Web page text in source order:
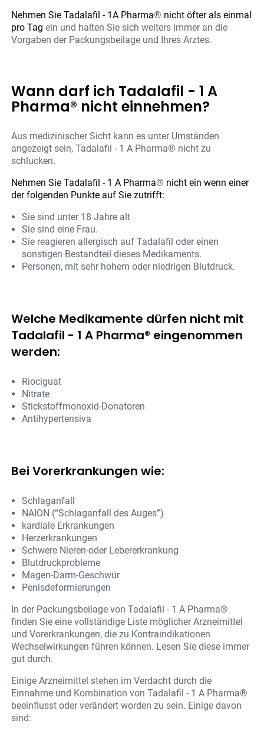
Nehmen Sie Tadalafil - 1A Pharma® nicht öfter als einmal
pro Tag ein und halten Sie sich weiters immer an die
Vorgaben der Packungsbeilage und Ihres Arztes.
Wann darf ich Tadalafil - 1 A
Pharma® nicht einnehmen?
Aus medizinischer Sicht kann es unter Umständen
angezeigt sein, Tadalafil - 1 A Pharma® nicht zu
schlucken.
Nehmen Sie Tadalafil - 1 A Pharma® nicht ein wenn einer
der folgenden Punkte auf Sie zutrifft:
Sie sind unter 18 Jahre alt
Sie sind eine Frau.
Sie reagieren allergisch auf Tadalafil oder einen
sonstigen Bestandteil dieses Medikaments.
Personen, mit sehr hohem oder niedrigen Blutdruck.
Welche Medikamente dürfen nicht mit
Tadalafil - 1 A Pharma® eingenommen
werden:
Riociguat
Nitrate
Stickstoffmonoxid-Donatoren
Antihypertensiva
Bei Vorerkrankungen wie:
Schlaganfall
NAION (“Schlaganfall des Auges”)
kardiale Erkrankungen
Herzerkrankungen
Schwere Nieren-oder Lebererkrankung
Blutdruckprobleme
Magen-Darm-Geschwür
Penisdeformierungen
In der Packungsbeilage von Tadalafil - 1 A Pharma®
finden Sie eine vollständige Liste möglicher Arzneimittel
und Vorerkrankungen, die zu Kontraindikationen
Wechselwirkungen führen können. Lesen Sie diese immer
gut durch.
Einige Arzneimittel stehen im Verdacht durch die
Einnahme und Kombination von Tadalafil - 1 A Pharma®
beeinflusst oder verändert worden zu sein. Einige davon
sind: